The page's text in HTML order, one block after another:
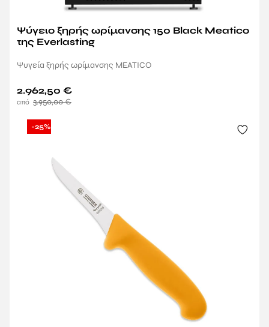
Ψύγειο ξηρής ωρίμανσης 150 Black Meatico
της Everlasting
Ψυγεία ξηρής ωρίμανσης MEATICO
3.950,00€
2.962,50 €
-25%